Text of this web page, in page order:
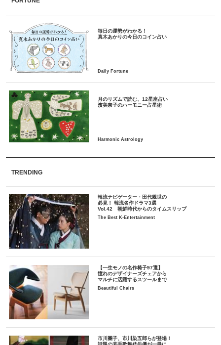
毎日の運勢がわかる！
月のリズムで読む、12星座占い
TRENDING
韓流ナビゲーター・田代親世の
必見！ 韓流名作ドラマ3選
Vol.42 朝鮮時代からのタイムスリップ
The Best K-Entertainment
【一生モノの名作椅子97選】
憧れのデザイナーズチェアから
マルチに活躍するスツールまで
Beautiful Chairs
市川團子、市川染五郎らが登場！